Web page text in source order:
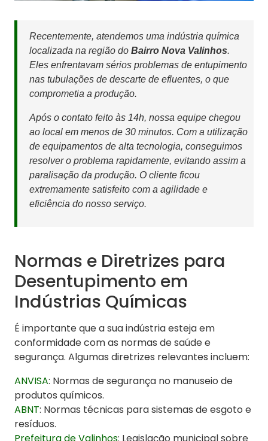
Recentemente, atendemos uma indústria química
localizada na região do Bairro Nova Valinhos.
Eles enfrentavam sérios problemas de entupimento
nas tubulações de descarte de efluentes, o que
comprometia a produção.
Após o contato feito às 14h, nossa equipe chegou
ao local em menos de 30 minutos. Com a utilização
de equipamentos de alta tecnologia, conseguimos
resolver o problema rapidamente, evitando assim a
paralisação da produção. O cliente ficou
extremamente satisfeito com a agilidade e
eficiência do nosso serviço.
Normas e Diretrizes para
Desentupimento em
Indústrias Químicas
É importante que a sua indústria esteja em
conformidade com as normas de saúde e
segurança. Algumas diretrizes relevantes incluem:
ANVISA: Normas de segurança no manuseio de
produtos químicos.
ABNT: Normas técnicas para sistemas de esgoto e
resíduos.